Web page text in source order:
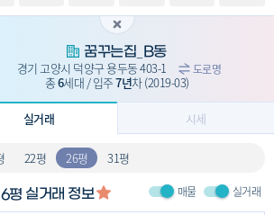
꿈꾸는집_B동
경기 고양시 덕양구 용두동 403-1 도로명
총6세대 / 입주7년차(2019-03)
실거래 시세
22평 26평 31평
평 실거래 정보 매물 실거래